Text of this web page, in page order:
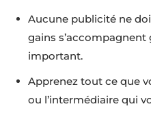
Aucune publicité ne
gains s’accompagnent
important.
Apprenez tout ce que
ou l’intermédiaire qui